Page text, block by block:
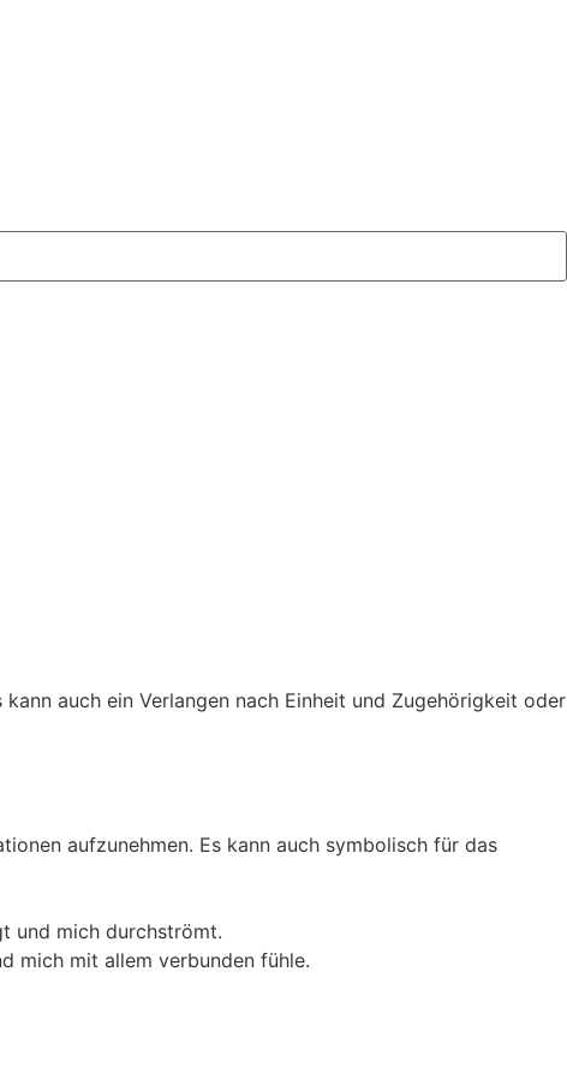
auch ein Verlangen nach Einheit und Zugehörigkeit oder
aufzunehmen. Es kann auch symbolisch für das
und mich durchströmt.
mich mit allem verbunden fühle.